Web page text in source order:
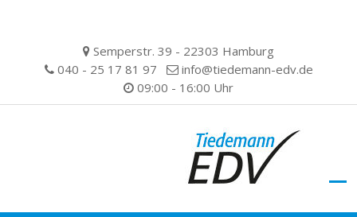
Semperstr. 39 - 22303 Hamburg
040 - 25 17 81 97
info@tiedemann-edv.de
09:00 - 16:00 Uhr